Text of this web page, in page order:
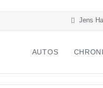
Jens
AUTOS